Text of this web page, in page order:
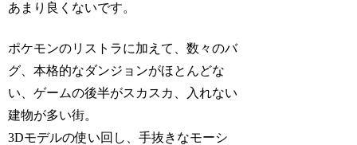
あまり良くないです。
ポケモンのリストラに加えて、数々のバ
グ、本格的なダンジョンがほとんどな
い、ゲームの後半がスカスカ、入れない
建物が多い街。
3Dモデルの使い回し、手抜きなモーシ